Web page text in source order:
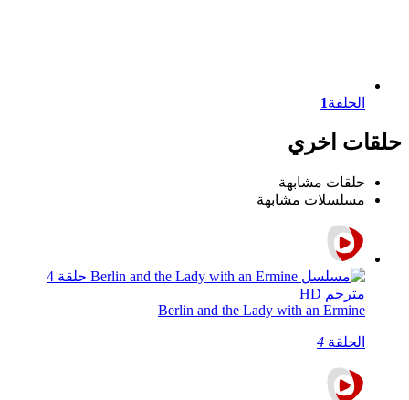
الحلقة1
حلقات اخري
حلقات مشابهة
مسلسلات مشابهة
Berlin and the Lady with an Ermine
الحلقة 4